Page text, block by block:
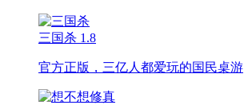
三国杀 1.8
官方正版，三亿人都爱玩的国民桌游